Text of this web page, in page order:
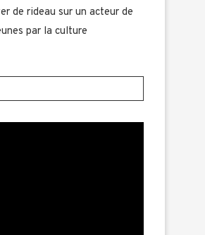
de rideau sur un acteur de
par la culture